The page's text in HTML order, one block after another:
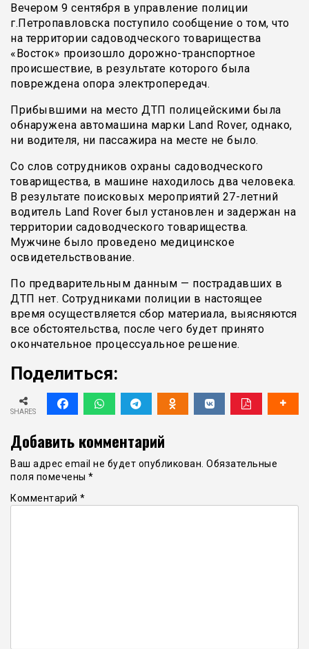
Вечером 9 сентября в управление полиции
г.Петропавловска поступило сообщение о том, что
на территории садоводческого товарищества
«Восток» произошло дорожно-транспортное
происшествие, в результате которого была
повреждена опора электропередач.
Прибывшими на место ДТП полицейскими была
обнаружена автомашина марки Land Rover, однако,
ни водителя, ни пассажира на месте не было.
Со слов сотрудников охраны садоводческого
товарищества, в машине находилось два человека.
В результате поисковых мероприятий 27-летний
водитель Land Rover был установлен и задержан на
территории садоводческого товарищества.
Мужчине было проведено медицинское
освидетельствование.
По предварительным данным — пострадавших в
ДТП нет. Сотрудниками полиции в настоящее
время осуществляется сбор материала, выясняются
все обстоятельства, после чего будет принято
окончательное процессуальное решение.
Поделиться:
SHARES
Добавить комментарий
Ваш адрес email не будет опубликован. Обязательные
поля помечены *
Комментарий *